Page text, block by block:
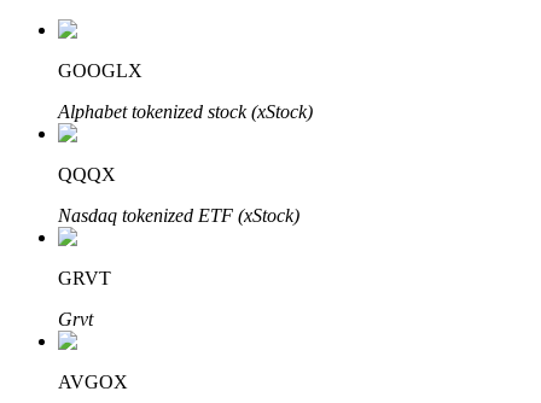
Inversión automática
Obtenga ganancias a largo plazo e intereses flexibles
GOOGLX
Alphabet tokenized stock (xStock)
QQQX
Nasdaq tokenized ETF (xStock)
GRVT
Grvt
AVGOX